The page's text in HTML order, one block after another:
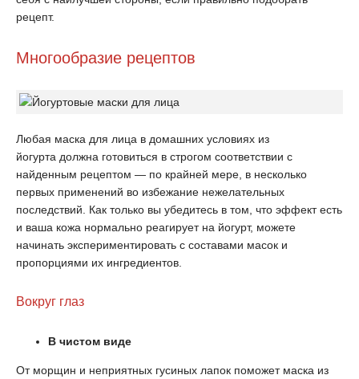
рецепт.
Многообразие рецептов
Любая маска для лица в домашних условиях из
йогурта должна готовиться в строгом соответствии с
найденным рецептом — по крайней мере, в несколько
первых применений во избежание нежелательных
последствий. Как только вы убедитесь в том, что эффект есть
и ваша кожа нормально реагирует на йогурт, можете
начинать экспериментировать с составами масок и
пропорциями их ингредиентов.
Вокруг глаз
В чистом виде
От морщин и неприятных гусиных лапок поможет маска из